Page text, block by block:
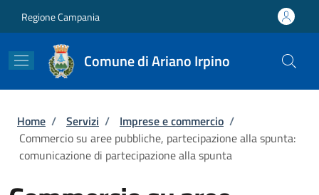
Regione Campania
Comune di Ariano Irpino
Briciole di pane
Home / Servizi / Imprese e commercio /
Commercio su aree pubbliche, partecipazione alla spunta:
comunicazione di partecipazione alla spunta